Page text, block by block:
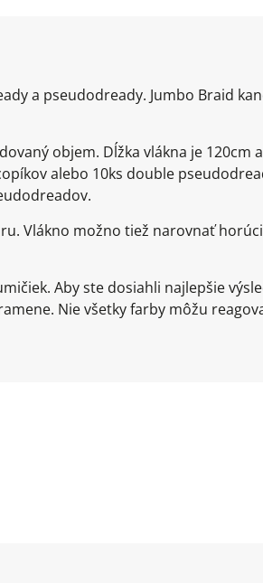
a pseudodready. Jumbo Braid
objem. Dĺžka vlákna je 120cm
alebo 10ks double
Vlákno možno tiež narovnať
Aby ste dosiahli najlepšie
Nie všetky farby môžu